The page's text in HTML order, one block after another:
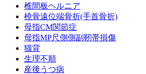
椎間板ヘルニア
橈骨遠位端骨折(手首骨折)
母指CM関節症
母指MP尺側側副靭帯損傷
猫背
生理不順
産後うつ病